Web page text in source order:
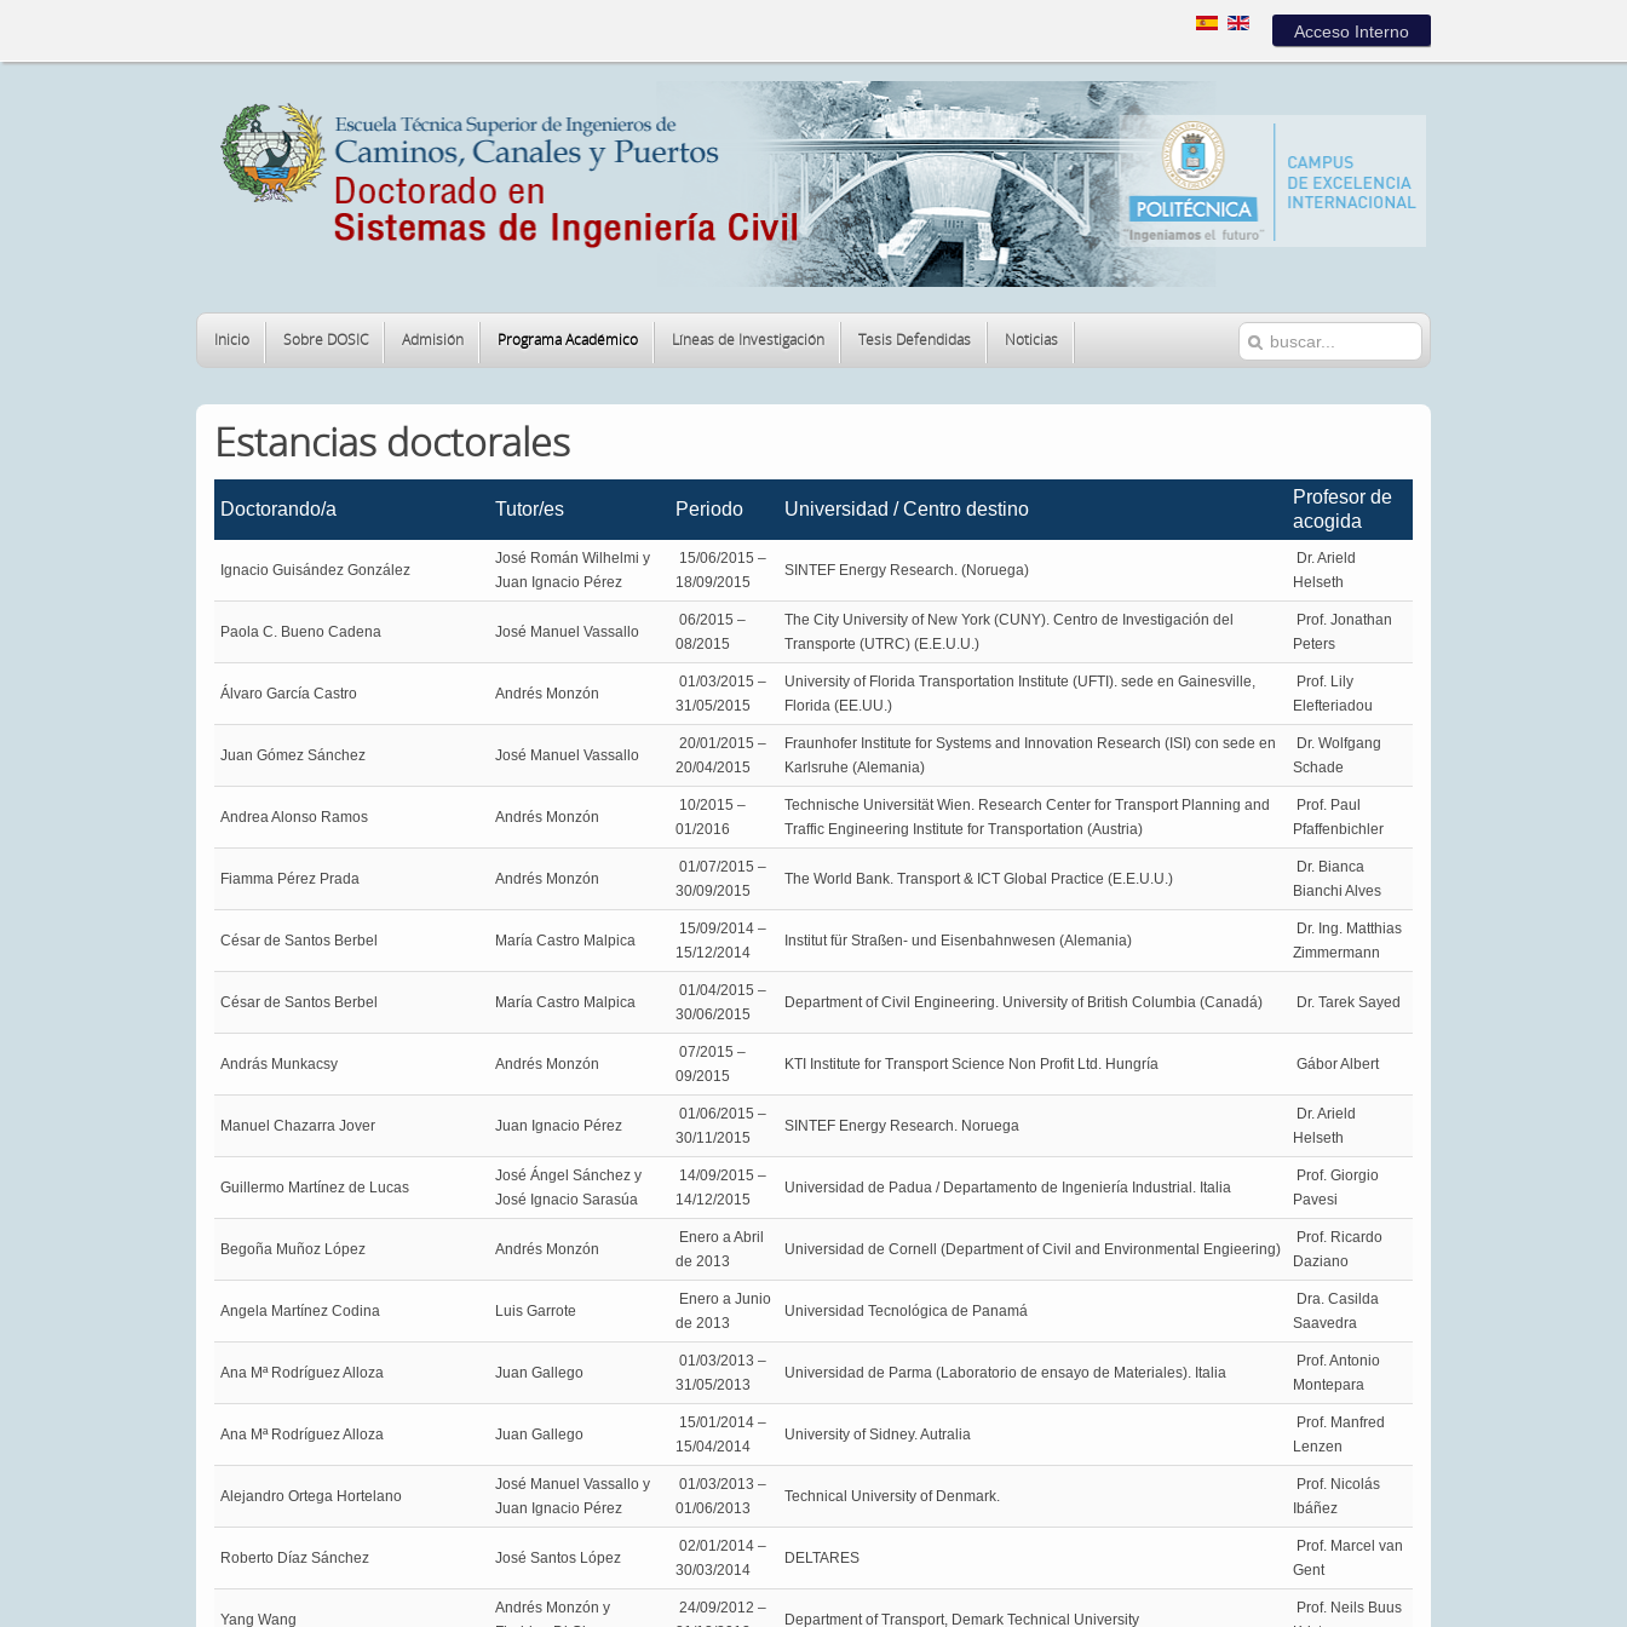
Acceso Interno
Inicio Sobre DOSIC Admisión Programa Académico Líneas de Investigación Tesis Defendidas Noticias
Estancias doctorales
Doctorando/a Tutor/es Periodo Universidad / Centro destino
Profesor de
acogida
Ignacio Guisández González
José Román Wilhelmi y
Juan Ignacio Pérez
15/06/2015 –
18/09/2015
SINTEF Energy Research. (Noruega)
Dr. Arield
Helseth
Paola C. Bueno Cadena José Manuel Vassallo
06/2015 –
08/2015
The City University of New York (CUNY). Centro de Investigación del
Transporte (UTRC) (E.E.U.U.)
Prof. Jonathan
Peters
Álvaro García Castro Andrés Monzón
01/03/2015 –
31/05/2015
University of Florida Transportation Institute (UFTI). sede en Gainesville,
Florida (EE.UU.)
Prof. Lily
Elefteriadou
Juan Gómez Sánchez José Manuel Vassallo
20/01/2015 –
20/04/2015
Fraunhofer Institute for Systems and Innovation Research (ISI) con sede en
Karlsruhe (Alemania)
Dr. Wolfgang
Schade
Andrea Alonso Ramos Andrés Monzón
10/2015 –
01/2016
Technische Universität Wien. Research Center for Transport Planning and
Traffic Engineering Institute for Transportation (Austria)
Prof. Paul
Pfaffenbichler
Fiamma Pérez Prada Andrés Monzón
01/07/2015 –
30/09/2015
The World Bank. Transport & ICT Global Practice (E.E.U.U.)
Dr. Bianca
Bianchi Alves
César de Santos Berbel María Castro Malpica
15/09/2014 –
15/12/2014
Institut für Straßen- und Eisenbahnwesen (Alemania)
Dr. Ing. Matthias
Zimmermann
César de Santos Berbel María Castro Malpica
01/04/2015 –
30/06/2015
Department of Civil Engineering. University of British Columbia (Canadá) Dr. Tarek Sayed
András Munkacsy Andrés Monzón
07/2015 –
09/2015
KTI Institute for Transport Science Non Profit Ltd. Hungría Gábor Albert
Manuel Chazarra Jover Juan Ignacio Pérez
01/06/2015 –
30/11/2015
SINTEF Energy Research. Noruega
Dr. Arield
Helseth
Guillermo Martínez de Lucas
José Ángel Sánchez y
José Ignacio Sarasúa
14/09/2015 –
14/12/2015
Universidad de Padua / Departamento de Ingeniería Industrial. Italia
Prof. Giorgio
Pavesi
Begoña Muñoz López Andrés Monzón
Enero a Abril
de 2013
Universidad de Cornell (Department of Civil and Environmental Engieering)
Prof. Ricardo
Daziano
Angela Martínez Codina Luis Garrote
Enero a Junio
de 2013
Universidad Tecnológica de Panamá
Dra. Casilda
Saavedra
Ana Mª Rodríguez Alloza Juan Gallego
01/03/2013 –
31/05/2013
Universidad de Parma (Laboratorio de ensayo de Materiales). Italia
Prof. Antonio
Montepara
Ana Mª Rodríguez Alloza Juan Gallego
15/01/2014 –
15/04/2014
University of Sidney. Autralia
Prof. Manfred
Lenzen
Alejandro Ortega Hortelano
José Manuel Vassallo y
Juan Ignacio Pérez
01/03/2013 –
01/06/2013
Technical University of Denmark.
Prof. Nicolás
Ibáñez
Roberto Díaz Sánchez José Santos López
02/01/2014 –
30/03/2014
DELTARES
Prof. Marcel van
Gent
Yang Wang
Andrés Monzón y
24/09/2012 –
Department of Transport, Demark Technical University
Prof. Neils Buus